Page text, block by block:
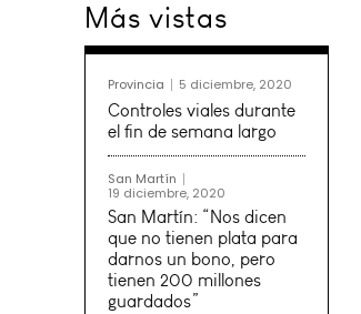
Más vistas
Provincia 5 diciembre, 2020
Controles viales durante
el fin de semana largo
San Martín
19 diciembre, 2020
San Martín: “Nos dicen
que no tienen plata para
darnos un bono, pero
tienen 200 millones
guardados”